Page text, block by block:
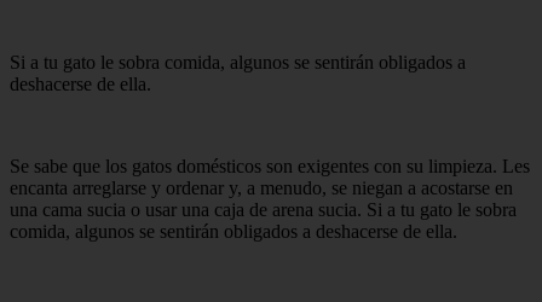
Si a tu gato le sobra comida, algunos se sentirán obligados a
deshacerse de ella.
Se sabe que los gatos domésticos son exigentes con su limpieza. Les
encanta arreglarse y ordenar y, a menudo, se niegan a acostarse en
una cama sucia o usar una caja de arena sucia. Si a tu gato le sobra
comida, algunos se sentirán obligados a deshacerse de ella.